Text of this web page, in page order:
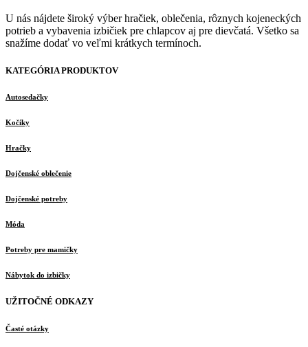
U nás nájdete široký výber hračiek, oblečenia, rôznych kojeneckých
potrieb a vybavenia izbičiek pre chlapcov aj pre dievčatá. Všetko sa
snažíme dodať vo veľmi krátkych termínoch.
KATEGÓRIA PRODUKTOV
Autosedačky
Kočíky
Hračky
Dojčenské oblečenie
Dojčenské potreby
Móda
Potreby pre mamičky
Nábytok do izbičky
UŽITOČNÉ ODKAZY
Časté otázky